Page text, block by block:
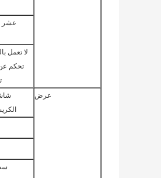
عشر
لا تعمل
تحكم عن
عرض